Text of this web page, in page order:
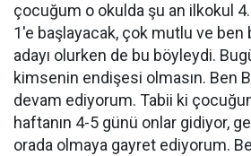
çocuğum o okulda şu an ilkokul 4.
1'e başlayacak, çok mutlu ve ben
adayı olurken de bu böyleydi.
kimsenin endişesi olmasın. Ben
devam ediyorum. Tabii ki
haftanın 4-5 günü onlar gidiyor,
orada olmaya gayret ediyorum.